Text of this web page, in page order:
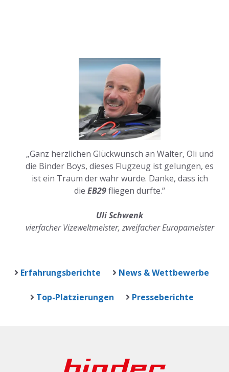
„Ganz herzlichen Glückwunsch an Walter, Oli und
die Binder Boys, dieses Flugzeug ist gelungen, es
ist ein Traum der wahr wurde. Danke, dass ich
die EB29fliegen durfte.“
Uli Schwenk
vierfacher Vizeweltmeister, zweifacher Europameister
Erfahrungsberichte News & Wettbewerbe
Top-Platzierungen Presseberichte